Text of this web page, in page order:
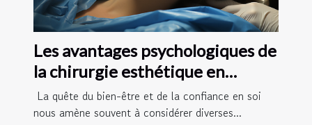
Les avantages psychologiques de
la chirurgie esthétique en
Tunisie
La quête du bien-être et de la confiance en soi
nous amène souvent à considérer diverses...